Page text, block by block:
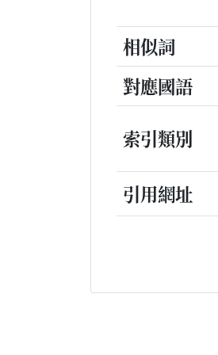
相似詞
對應國語
索引類別
引用網址